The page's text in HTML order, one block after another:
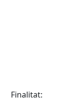
Finalitat: